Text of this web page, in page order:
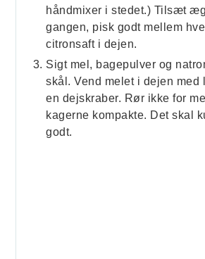
håndmixer i stedet.) Tilsæt
gangen, pisk godt mellem
citronsaft i dejen.
Sigt mel, bagepulver og
skål. Vend melet i dejen med
en dejskraber. Rør ikke for
kagerne kompakte. Det skal
godt.